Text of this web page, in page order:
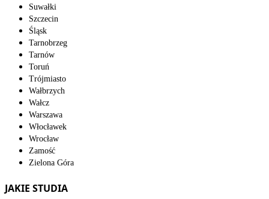
Suwałki
Szczecin
Śląsk
Tarnobrzeg
Tarnów
Toruń
Trójmiasto
Wałbrzych
Wałcz
Warszawa
Włocławek
Wrocław
Zamość
Zielona Góra
JAKIE STUDIA